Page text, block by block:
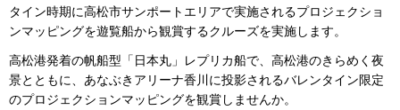
タイン時期に高松市サンポートエリアで実施されるプロジェクショ
ンマッピングを遊覧船から観賞するクルーズを実施します。
高松港発着の帆船型「日本丸」レプリカ船で、高松港のきらめく夜
景とともに、あなぶきアリーナ香川に投影されるバレンタイン限定
のプロジェクションマッピングを観賞しませんか。